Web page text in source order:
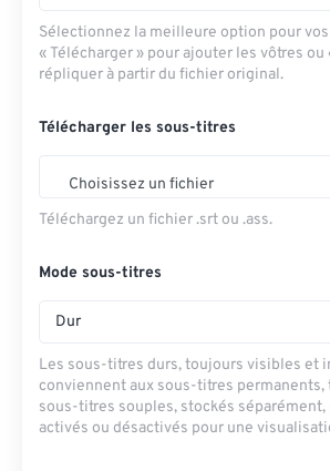
Sélectionnez la meilleure option pour
« Télécharger » pour ajouter les vôtres ou
répliquer à partir du fichier original.
Télécharger les sous-titres
Choisissez un fichier
Téléchargez un fichier .srt ou .ass.
Mode sous-titres
Dur
Les sous-titres durs, toujours visibles et
conviennent aux sous-titres permanents,
sous-titres souples, stockés séparément,
activés ou désactivés pour une